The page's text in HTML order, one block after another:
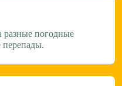
разные погодные
перепады.